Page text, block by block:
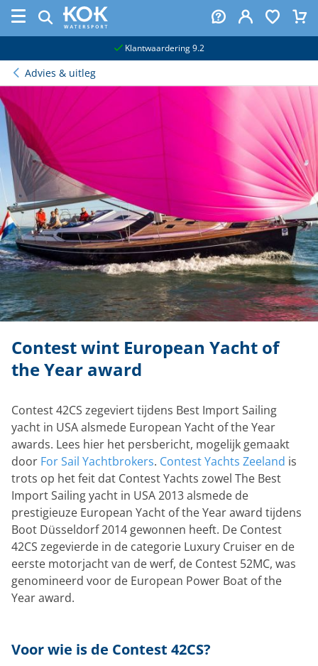
Klantwaardering 9.2
Advies & uitleg
Contest wint European Yacht of
the Year award
Contest 42CS zegeviert tijdens Best Import Sailing
yacht in USA alsmede European Yacht of the Year
awards. Lees hier het persbericht, mogelijk gemaakt
door For Sail Yachtbrokers. Contest Yachts Zeeland is
trots op het feit dat Contest Yachts zowel The Best
Import Sailing yacht in USA 2013 alsmede de
prestigieuze European Yacht of the Year award tijdens
Boot Düsseldorf 2014 gewonnen heeft. De Contest
42CS zegevierde in de categorie Luxury Cruiser en de
eerste motorjacht van de werf, de Contest 52MC, was
genomineerd voor de European Power Boat of the
Year award.
Voor wie is de Contest 42CS?